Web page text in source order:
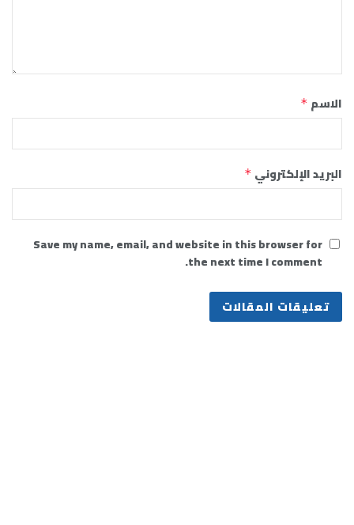
الاسم *
البريد الإلكتروني *
Save my name, email, and website in this browser for
the next time I comment.